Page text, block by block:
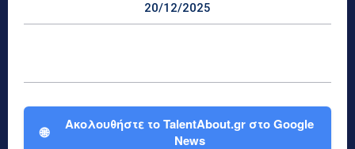
20/12/2025
🌐
Ακολουθήστε το TalentAbout.gr στο Google
News